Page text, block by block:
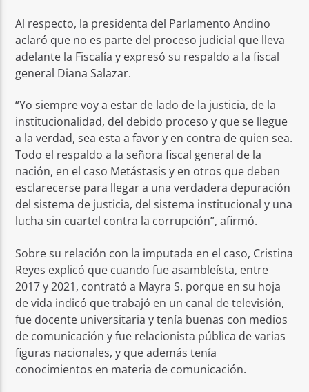
Al respecto, la presidenta del Parlamento Andino
aclaró que no es parte del proceso judicial que lleva
adelante la Fiscalía y expresó su respaldo a la fiscal
general Diana Salazar.
“Yo siempre voy a estar de lado de la justicia, de la
institucionalidad, del debido proceso y que se llegue
a la verdad, sea esta a favor y en contra de quien sea.
Todo el respaldo a la señora fiscal general de la
nación, en el caso Metástasis y en otros que deben
esclarecerse para llegar a una verdadera depuración
del sistema de justicia, del sistema institucional y una
lucha sin cuartel contra la corrupción”, afirmó.
Sobre su relación con la imputada en el caso, Cristina
Reyes explicó que cuando fue asambleísta, entre
2017 y 2021, contrató a Mayra S. porque en su hoja
de vida indicó que trabajó en un canal de televisión,
fue docente universitaria y tenía buenas con medios
de comunicación y fue relacionista pública de varias
figuras nacionales, y que además tenía
conocimientos en materia de comunicación.